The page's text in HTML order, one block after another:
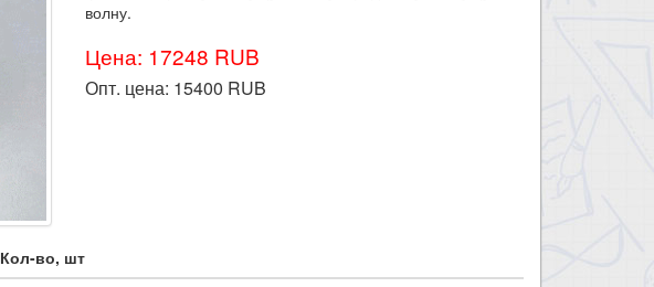
волну.
Цена: 17248 RUB
Опт. цена: 15400 RUB
Кол-во, шт